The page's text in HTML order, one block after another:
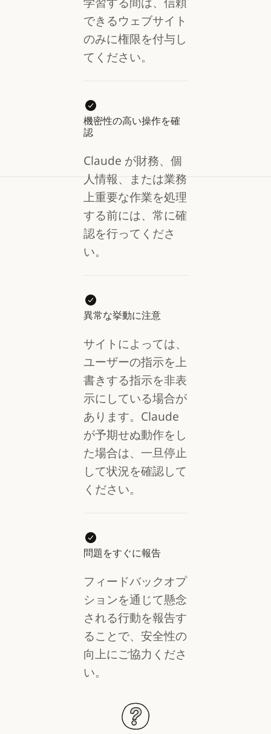
できるウェブサイト
のみに権限を付与し
てください。
機密性の高い操作を確
認
Claude が財務、個
人情報、または業務
上重要な作業を処理
する前には、常に確
認を行ってくださ
い。
異常な挙動に注意
サイトによっては、
ユーザーの指示を上
書きする指示を非表
示にしている場合が
あります。Claude
が予期せぬ動作をし
た場合は、一旦停止
して状況を確認して
ください。
問題をすぐに報告
フィードバックオプ
ションを通じて懸念
される行動を報告す
ることで、安全性の
向上にご協力くださ
い。